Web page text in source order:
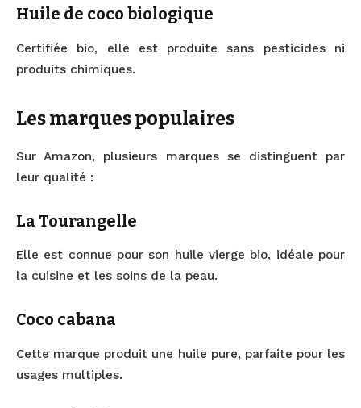
Huile de coco biologique
Certifiée bio, elle est produite sans pesticides ni
produits chimiques.
Les marques populaires
Sur Amazon, plusieurs marques se distinguent par
leur qualité :
La Tourangelle
Elle est connue pour son huile vierge bio, idéale pour
la cuisine et les soins de la peau.
Coco cabana
Cette marque produit une huile pure, parfaite pour les
usages multiples.